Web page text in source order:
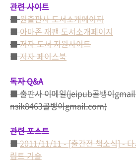
관련 사이트
■원출판사 도서소개페이지
■아마존 재팬 도서소개페이지
■저자 도서 지원사이트
■저자 페이스북
독자 Q&A
■ 출판사 이메일(jeipub골뱅이
nsik8463골뱅이gmail.com)
관련 포스트
■2011/11/11 - [출간전 책소식] - 다
립트 기술